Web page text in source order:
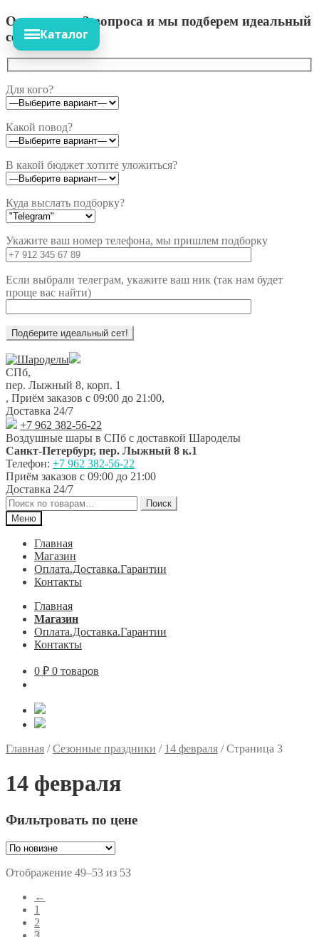
Ответьте на 3 вопроса и мы подберем идеальный
сет!
Для кого?
Какой повод?
В какой бюджет хотите уложиться?
Куда выслать подборку?
Укажите ваш номер телефона, мы пришлем подборку
Если выбрали телеграм, укажите ваш ник (так нам будет
проще вас найти)
Перейти
к
навигации
Перейти
к
содержимому
СПб,
пер. Лыжный 8, корп. 1
, Приём заказов с 09:00 до 21:00,
Доставка 24/7
+7 962 382-56-22
Воздушные шары в СПб с доставкой Шароделы
Санкт-Петербург, пер. Лыжный 8 к.1
Телефон: +7 962 382-56-22
Приём заказов с 09:00 до 21:00
Доставка 24/7
Искать:
Поиск
Меню
Главная
Магазин
Оплата.Доставка.Гарантии
Контакты
Главная
Магазин
Оплата.Доставка.Гарантии
Контакты
0 ₽ 0 товаров
Каталог
Главная /Сезонные праздники / 14 февраля /Страница 3
14 февраля
Фильтровать по цене
Отображение 49–53 из 53Сортировка:
←
1
2